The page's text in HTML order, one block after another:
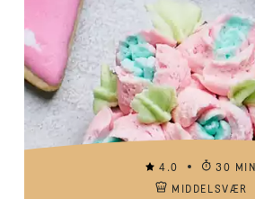
4.0
30 MIN
MIDDELSVÆR